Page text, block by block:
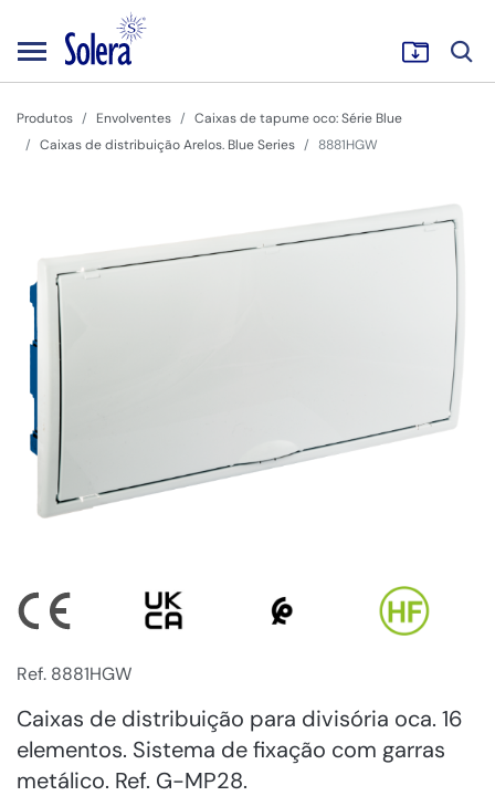
Produtos Envolventes
Caixas de tapume oco: Série Blue
Caixas de distribuição Arelos. Blue Series
8881HGW
Ref. 8881HGW
Caixas de distribuição para divisória oca. 16
elementos. Sistema de fixação com garras
metálico. Ref. G-MP28.